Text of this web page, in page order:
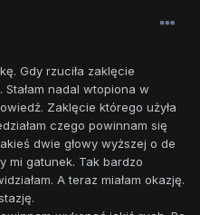
Gdy rzuciła zaklęcie
Stałam nadal wtopiona w
Zaklęcie którego użyła
czego powinnam się
dwie głowy wyższej o de
mi gatunek. Tak bardzo
A teraz miałam okazję.